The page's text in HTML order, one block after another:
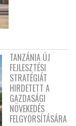
TANZÁNIA ÚJ
FEJLESZTÉSI
STRATÉGIÁT
HIRDETETT A
GAZDASÁGI
NÖVEKEDÉS
FELGYORSÍTÁSÁRA